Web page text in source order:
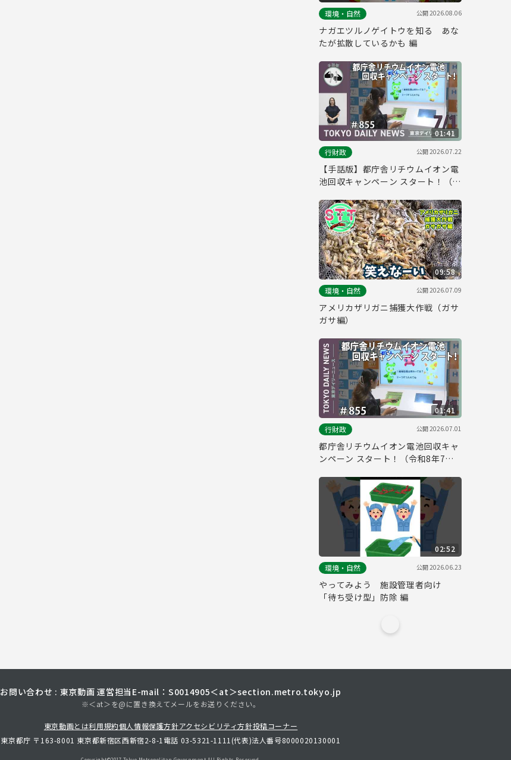
環境・自然
公開2026.08.06
ナガエツルノゲイトウを知る あな
たが拡散しているかも 編
01:41
行財政
公開2026.07.22
【手話版】都庁舎リチウムイオン電
池回収キャンペーン スタート！（令
No.855）
09:58
環境・自然
公開2026.07.09
アメリカザリガニ捕獲大作戦（ガサ
ガサ編）
01:41
行財政
公開2026.07.01
都庁舎リチウムイオン電池回収キャ
ンペーン スタート！（令和8年7月1
02:52
環境・自然
公開2026.06.23
やってみよう 施設管理者向け
「待ち受け型」防除 編
お問い合わせ : 東京動画 運営担当 E-mail：S0014905＜at＞section.metro.tokyo.jp
※＜at＞を@に置き換えてメールをお送りください。
東京動画とは利用規約個人情報保護方針アクセシビリティ方針投稿コーナー
東京都庁 〒163-8001 東京都新宿区西新宿2-8-1 電話 03-5321-1111(代表)法人番号8000020130001